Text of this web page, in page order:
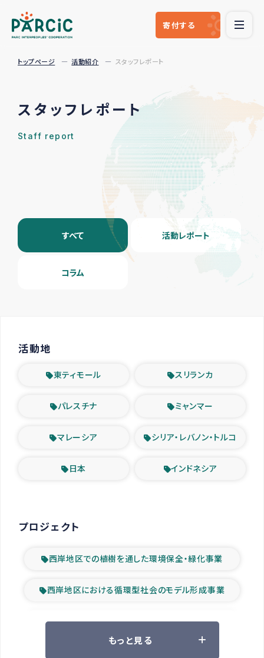
寄付する
トップページ 活動紹介 スタッフレポート
スタッフレポート
Staff report
すべて 活動レポート
コラム
活動地
東ティモール スリランカ
パレスチナ ミャンマー
マレーシア シリア・レバノン・トルコ
日本 インドネシア
プロジェクト
西岸地区での植樹を通した環境保全・緑化事業
西岸地区における循環型社会のモデル形成事業
ツアー参加者の声
もっと見る